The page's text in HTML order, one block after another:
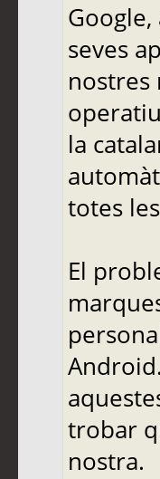
seves
nostres
la
totes
El
trobar
nostra.